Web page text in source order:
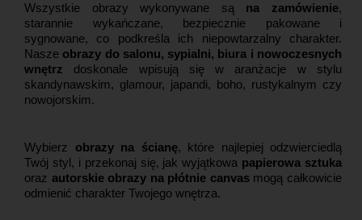
Wszystkie obrazy wykonywane są na zamówienie,
starannie wykańczane, bezpiecznie pakowane i
sygnowane, co podkreśla ich niepowtarzalny charakter.
Nasze obrazy do salonu, sypialni, biura i nowoczesnych
wnętrz doskonale wpisują się w aranżacje w stylu
skandynawskim, glamour, japandi, boho, rustykalnym czy
nowojorskim.
Wybierz obrazy na ścianę, które najlepiej odzwierciedlą
Twój styl, i przekonaj się, jak wyjątkowa papierowa sztuka
oraz autorskie obrazy na płótnie canvasmogą całkowicie
odmienić charakter Twojego wnętrza.